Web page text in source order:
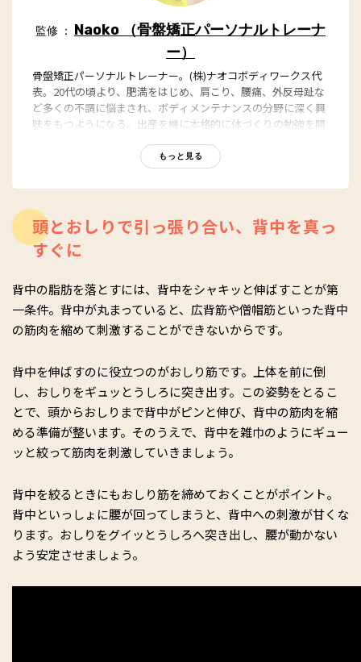
監修 ： Naoko （骨盤矯正パーソナルトレーナ
ー）
骨盤矯正パーソナルトレーナー。(株)ナオコボディワークス代
表。20代の頃より、肥満をはじめ、肩こり、腰痛、外反母趾な
ど多くの不調に悩まされ、ボディメンテナンスの分野に深く興
味をもつようになる。出産を機に本格的に体づくりの勉強を開
る知識と実績を組み合わせて独自のメソッドを開発。このメソ
ッドにより、自身も14kgの減量に成功、不調知らずの体を手に
入れる。このメソッドをまとめた『１分おしり筋を伸ばすだけ
で劇的ペタ腹！』
著は『 体が硬くてもラクにできる！ １分おしり筋を伸ばすだけ
で劇的くびれ・美脚！
ら、１万2000人以上の女性たちにボディメイクやメンタルケア
を行うほか、後継者の育成指導、企業とのタイアップ商品開発
など、精力的に活動をしている。
https://www.youtube.com/channel/UCVNfiUMq5MsbN
W6AQJDaxJA
Instagram：
https://www.instagram.com/naokobodyworks/?hl=ja
もっと見る
頭とおしりで引っ張り合い、背中を真っ
すぐに
背中の脂肪を落とすには、背中をシャキッと伸ばすことが第
一条件。背中が丸まっていると、広背筋や僧帽筋といった背中
の筋肉を縮めて刺激することができないからです。
背中を伸ばすのに役立つのがおしり筋です。上体を前に倒
し、おしりをギュッとうしろに突き出す。この姿勢をとるこ
とで、頭からおしりまで背中がピンと伸び、背中の筋肉を縮
める準備が整います。そのうえで、背中を雑巾のようにギュー
ッと絞って筋肉を刺激していきましょう。
背中を絞るときにもおしり筋を締めておくことがポイント。
背中といっしょに腰が回ってしまうと、背中への刺激が甘くな
ります。おしりをグイッとうしろへ突き出し、腰が動かない
よう安定させましょう。